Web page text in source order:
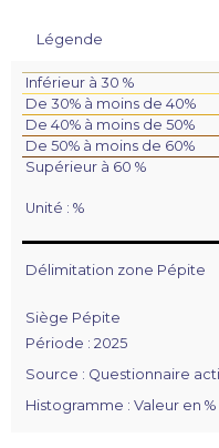
Légende
Inférieur à 30 %
De 30% à moins de 40%
De 40% à moins de 50%
De 50% à moins de 60%
Supérieur à 60 %
Unité : %
Délimitation zone Pépite
Siège Pépite
Période : 2025
Source : Questionnaire
Histogramme : Valeur en %